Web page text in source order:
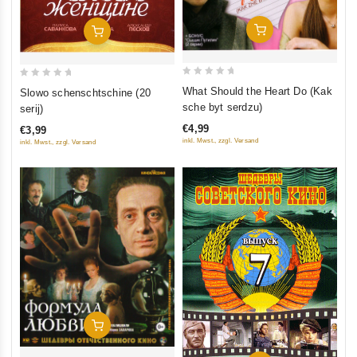
In Den Warenkorb
5
Slowo schenschtschine (20
serij)
€3,99
inkl. Mwst., zzgl. Versand
In Den Warenkorb
5
What Should the Heart Do (Kak
sche byt serdzu)
€4,99
inkl. Mwst., zzgl. Versand
In Den Warenkorb